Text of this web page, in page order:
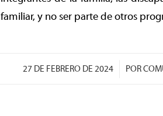
familiar, y no ser parte de otros
27 DE FEBRERO DE 2024
/ POR